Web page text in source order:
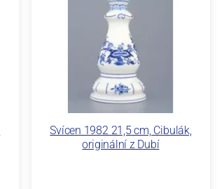
Svícen 1982 21,5 cm, Cibulák,
originální z Dubí